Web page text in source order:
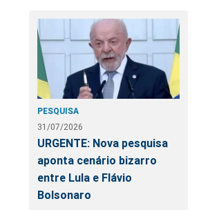
PESQUISA
31/07/2026
URGENTE: Nova pesquisa
aponta cenário bizarro
entre Lula e Flávio
Bolsonaro